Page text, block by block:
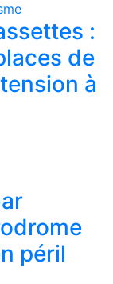
:
de
à
péril